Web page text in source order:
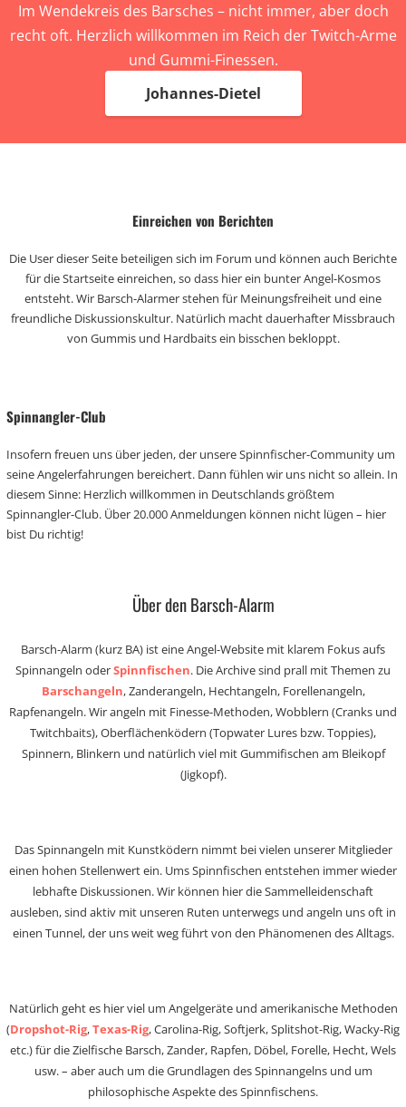
Im Wendekreis des Barsches – nicht immer, aber doch
recht oft. Herzlich willkommen im Reich der Twitch-Arme
und Gummi-Finessen.
Johannes-Dietel
Einreichen von Berichten
Die User dieser Seite beteiligen sich im Forum und können auch Berichte
für die Startseite einreichen, so dass hier ein bunter Angel-Kosmos
entsteht. Wir Barsch-Alarmer stehen für Meinungsfreiheit und eine
freundliche Diskussionskultur. Natürlich macht dauerhafter Missbrauch
von Gummis und Hardbaits ein bisschen bekloppt.
Spinnangler-Club
Insofern freuen uns über jeden, der unsere Spinnfischer-Community um
seine Angelerfahrungen bereichert. Dann fühlen wir uns nicht so allein. In
diesem Sinne: Herzlich willkommen in Deutschlands größtem
Spinnangler-Club. Über 20.000 Anmeldungen können nicht lügen – hier
bist Du richtig!
Über den Barsch-Alarm
Barsch-Alarm (kurz BA) ist eine Angel-Website mit klarem Fokus aufs
Spinnangeln oderSpinnfischen. Die Archive sind prall mit Themen zu
Barschangeln, Zanderangeln, Hechtangeln, Forellenangeln,
Rapfenangeln. Wir angeln mit Finesse-Methoden, Wobblern (Cranks und
Twitchbaits), Oberflächenködern (Topwater Lures bzw. Toppies),
Spinnern, Blinkern und natürlich viel mit Gummifischen am Bleikopf
(Jigkopf).
Das Spinnangeln mit Kunstködern nimmt bei vielen unserer Mitglieder
einen hohen Stellenwert ein. Ums Spinnfischen entstehen immer wieder
lebhafte Diskussionen. Wir können hier die Sammelleidenschaft
ausleben, sind aktiv mit unseren Ruten unterwegs und angeln uns oft in
einen Tunnel, der uns weit weg führt von den Phänomenen des Alltags.
Natürlich geht es hier viel um Angelgeräte und amerikanische Methoden
(Dropshot-Rig,Texas-Rig, Carolina-Rig, Softjerk, Splitshot-Rig, Wacky-Rig
etc.) für die Zielfische Barsch, Zander, Rapfen, Döbel, Forelle, Hecht, Wels
usw. – aber auch um die Grundlagen des Spinnangelns und um
philosophische Aspekte des Spinnfischens.